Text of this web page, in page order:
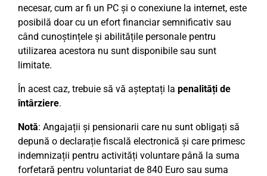
necesar, cum ar fi un PC și o conexiune la internet, este
posibilă doar cu un efort financiar semnificativ sau
când cunoștințele și abilitățile personale pentru
utilizarea acestora nu sunt disponibile sau sunt
limitate.
În acest caz, trebuie să vă așteptați la penalități de
întârziere.
Notă: Angajații și pensionarii care nu sunt obligați să
depună o declarație fiscală electronică și care primesc
indemnizații pentru activități voluntare până la suma
forfetară pentru voluntariat de 840 Euro sau suma